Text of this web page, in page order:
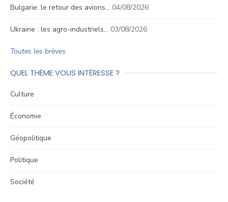
Bulgarie: le retour des avions… 04/08/2026
Ukraine : les agro-industriels… 03/08/2026
Toutes les brèves
QUEL THÈME VOUS INTÉRESSE ?
Culture
Économie
Géopolitique
Politique
Société